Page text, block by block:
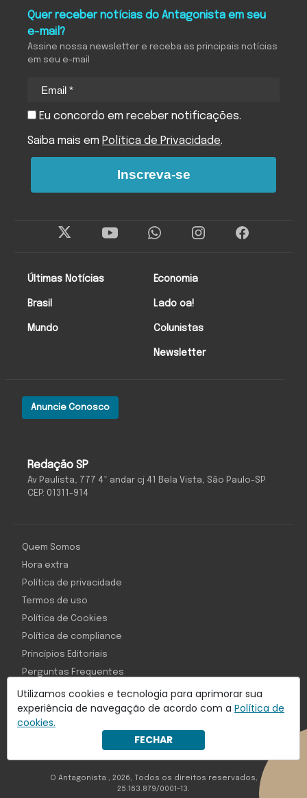
Utilizamos cookies e tecnologia para aprimorar sua
experiência de navegação de acordo com a Política de
cookies.
FECHAR
Redação SP
Av Paulista, 777 4º andar cj 41 Bela Vista, São Paulo-SP
CEP: 01311-914
Anuncie Conosco
Últimas Notícias
Brasil
Mundo
Economia
Lado oa!
Colunistas
Newsletter
Quer receber notícias do Antagonista em seu
e-mail?
Assine nossa newsletter e receba as principais notícias
em seu e-mail
Eu concordo em receber notificações.
Saiba mais em Política de Privacidade.
Inscreva-se
Com inteligência e tecnologia:
Object1ve - Marketing Solution
Quem Somos
Hora extra
Política de privacidade
Termos de uso
Política de Cookies
Política de compliance
Princípios Editoriais
Perguntas Frequentes
O Antagonista , 2026, Todos os direitos reservados,
25.163.879/0001-13.